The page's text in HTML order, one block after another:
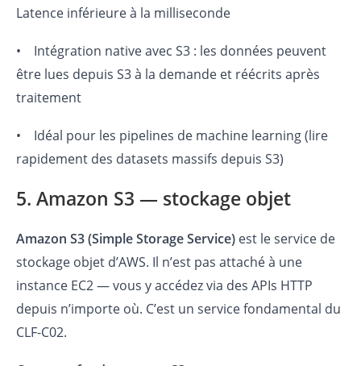
Latence inférieure à la milliseconde
• Intégration native avec S3 : les données peuvent
être lues depuis S3 à la demande et réécrits après
traitement
• Idéal pour les pipelines de machine learning (lire
rapidement des datasets massifs depuis S3)
5. Amazon S3 — stockage objet
Amazon S3 (Simple Storage Service) est le service de
stockage objet d’AWS. Il n’est pas attaché à une
instance EC2 — vous y accédez via des APIs HTTP
depuis n’importe où. C’est un service fondamental du
CLF-C02.